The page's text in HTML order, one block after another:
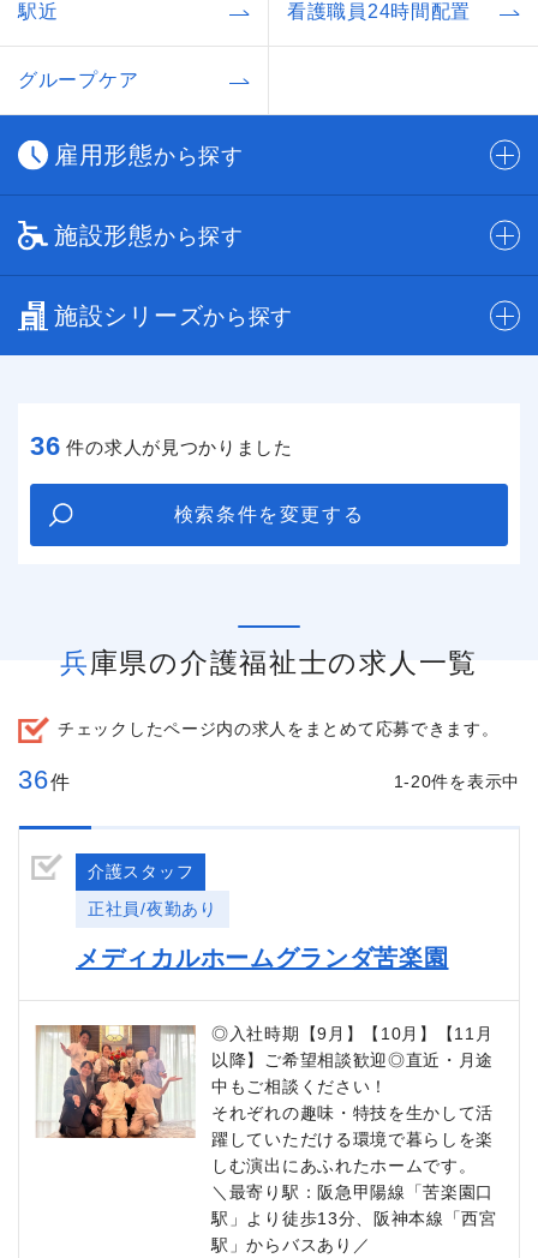
駅近 看護職員24時間配置
グループケア
雇用形態から探す
施設形態から探す
施設シリーズから探す
36 件の求人が見つかりました
検索条件を変更する
兵庫県の介護福祉士の求人一覧
チェックしたページ内の求人をまとめて応募できます。
36件 1-20件を表示中
介護スタッフ
正社員/夜勤あり
メディカルホームグランダ苦楽園
◎入社時期【9月】【10月】【11月
以降】ご希望相談歓迎◎直近・月途
中もご相談ください！
それぞれの趣味・特技を生かして活
躍していただける環境で暮らしを楽
しむ演出にあふれたホームです。
＼最寄り駅：阪急甲陽線「苦楽園口
駅」より徒歩13分、阪神本線「西宮
駅」からバスあり／